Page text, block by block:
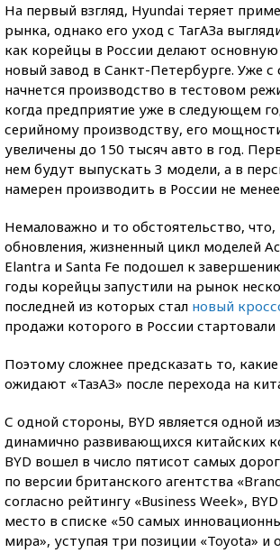
На первый взгляд, Hyundai теряет
рынка, однако его уход с ТагАЗа
как корейцы в России делают основную
новый завод в Санкт-Петербурге. Уже с
начнется производство в тестовом
когда предприятие уже в следующем
серийному производству, его
увеличены до 150 тысяч авто в год.
нем будут выпускать 3 модели, а в
намерен производить в России не
Немаловажно и то обстоятельство,
обновления, жизненный цикл моделей
Elantra и Santa Fe подошел к
годы корейцы запустили на рынок
последней из которых стал новый
продажи которого в России стартовали
Поэтому сложнее предсказать то,
ожидают «ТазАЗ» после перехода на
С одной стороны, BYD является одной
динамично развивающихся китайских
BYD вошел в число пятисот самых
по версии британского агентства
согласно рейтингу «Business Week»,
место в списке «50 самых
мира», уступая три позиции «Toyota» и